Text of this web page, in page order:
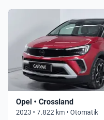
Opel • Crossland
2023 • 7.822 km • Otomatik